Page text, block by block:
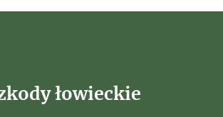
łowieckie